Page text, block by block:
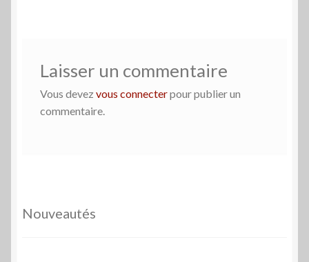
Laisser un commentaire
Vous devez vous connecterpour publier un
commentaire.
Nouveautés